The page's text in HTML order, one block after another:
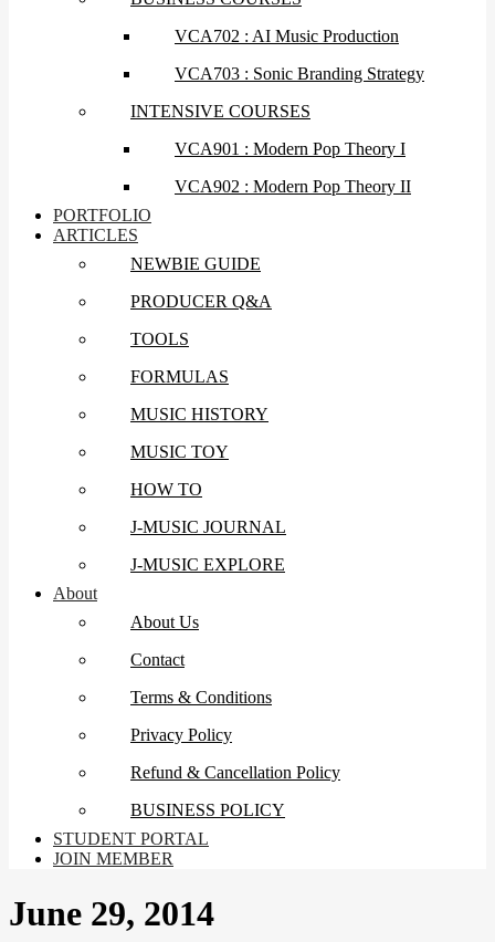
VCA702 : AI Music Production
VCA703 : Sonic Branding Strategy
INTENSIVE COURSES
VCA901 : Modern Pop Theory I
VCA902 : Modern Pop Theory II
PORTFOLIO
ARTICLES
NEWBIE GUIDE
PRODUCER Q&A
TOOLS
FORMULAS
MUSIC HISTORY
MUSIC TOY
HOW TO
J-MUSIC JOURNAL
J-MUSIC EXPLORE
About
About Us
Contact
Terms & Conditions
Privacy Policy
Refund & Cancellation Policy
BUSINESS POLICY
STUDENT PORTAL
JOIN MEMBER
June 29, 2014